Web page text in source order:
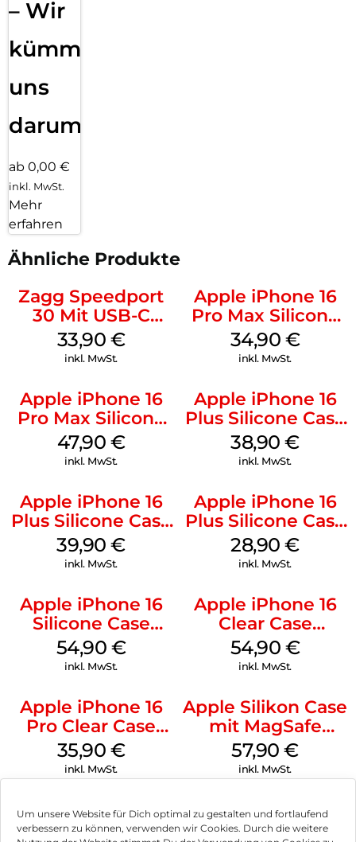
Um unsere Website für Dich optimal zu gestalten und fortlaufend
verbessern zu können, verwenden wir Cookies. Durch die weitere
– Wir
kümmern
uns
darum!
ab 0,00 €
inkl. MwSt.
Mehr
erfahren
Ähnliche Produkte
Zagg Speedport
30 Mit USB-C
Kabel Weiß
33,90 €
inkl. MwSt.
Apple iPhone 16
Pro Max Silicone
Case MagSafe
Denim
34,90 €
inkl. MwSt.
Apple iPhone 16
Pro Max Silicone
Case MagSafe
Black
47,90 €
inkl. MwSt.
Apple iPhone 16
Plus Silicone Case
MagSafe Denim
38,90€
inkl. MwSt.
Apple iPhone 16
Plus Silicone Case
MagSafe Plum
39,90€
inkl. MwSt.
Apple iPhone 16
Plus Silicone Case
MagSafe Black
28,90€
inkl. MwSt.
Apple iPhone 16
Silicone Case
MagSafe Black
54,90 €
inkl. MwSt.
Apple iPhone 16
Clear Case
MagSafe
Transparent
54,90 €
inkl. MwSt.
Apple iPhone 16
Pro Clear Case
MagSafe
Transparent
35,90 €
inkl. MwSt.
Apple Silikon Case
mit MagSafe
iPhone 14 Pro
(PRODUCT)RED
57,90€
inkl. MwSt.